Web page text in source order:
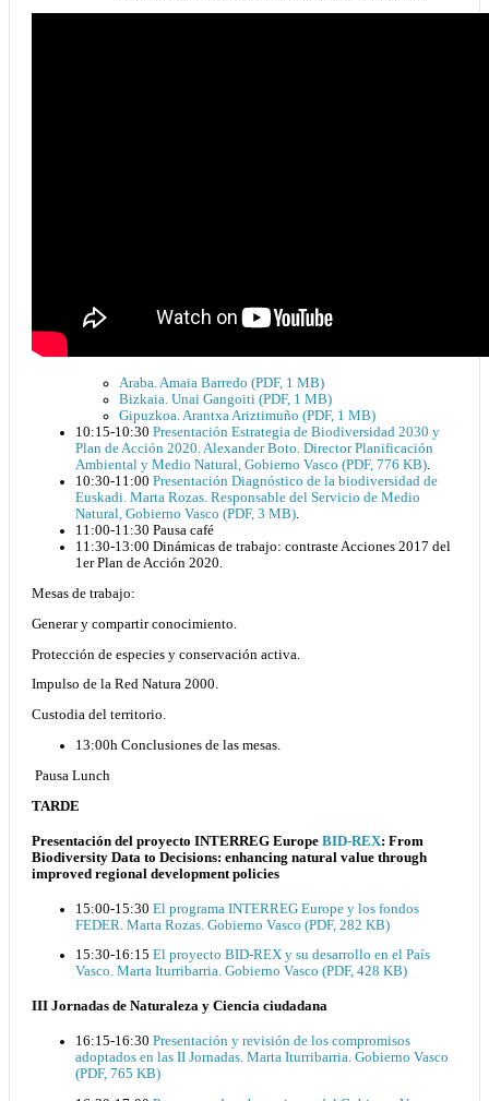
Araba. Amaia Barredo (PDF, 1 MB)
Bizkaia. Unai Gangoiti (PDF, 1 MB)
Gipuzkoa. Arantxa Ariztimuño (PDF, 1 MB)
10:15-10:30 Presentación Estrategia de Biodiversidad 2030 y
Plan de Acción 2020. Alexander Boto. Director Planificación
Ambiental y Medio Natural, Gobierno Vasco (PDF, 776 KB).
10:30-11:00 Presentación Diagnóstico de la biodiversidad de
Euskadi. Marta Rozas. Responsable del Servicio de Medio
Natural, Gobierno Vasco (PDF, 3 MB).
11:00-11:30 Pausa café
11:30-13:00 Dinámicas de trabajo: contraste Acciones 2017 del
1er Plan de Acción 2020.
Mesas de trabajo:
Generar y compartir conocimiento.
Protección de especies y conservación activa.
Impulso de la Red Natura 2000.
Custodia del territorio.
13:00h Conclusiones de las mesas.
Pausa Lunch
TARDE
Presentación del proyecto INTERREG Europe BID-REX: From
Biodiversity Data to Decisions: enhancing natural value through
improved regional development policies
15:00-15:30 El programa INTERREG Europe y los fondos
FEDER. Marta Rozas. Gobierno Vasco (PDF, 282 KB)
15:30-16:15 El proyecto BID-REX y su desarrollo en el País
Vasco. Marta Iturribarria. Gobierno Vasco (PDF, 428 KB)
III Jornadas de Naturaleza y Ciencia ciudadana
16:15-16:30 Presentación y revisión de los compromisos
adoptados en las II Jornadas. Marta Iturribarria. Gobierno Vasco
(PDF, 765 KB)